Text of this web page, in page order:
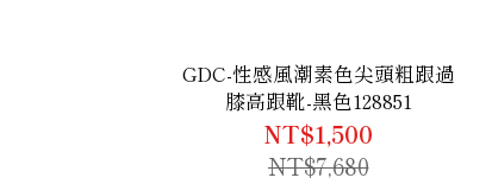
GDC-性感風潮素色尖頭粗跟過
膝高跟靴-黑色128851
NT$1,500
NT$7,680